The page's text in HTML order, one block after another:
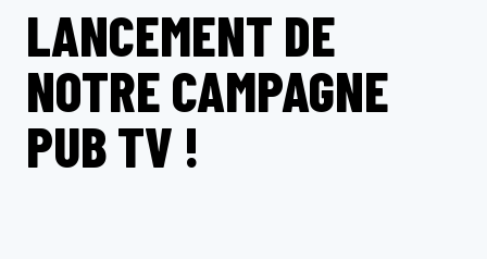
LANCEMENT DE
NOTRE CAMPAGNE
PUB TV !